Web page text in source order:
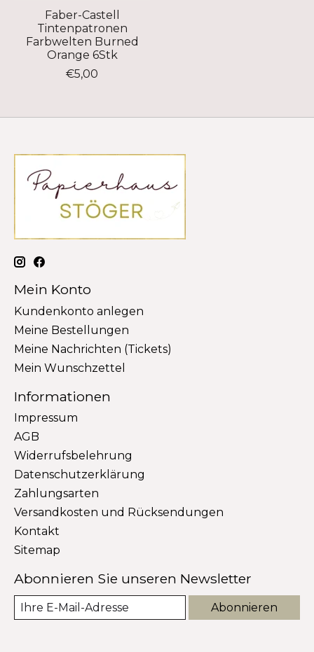
Faber-Castell
Tintenpatronen
Farbwelten Burned
Orange 6Stk
€5,00
Mein Konto
Kundenkonto anlegen
Meine Bestellungen
Meine Nachrichten (Tickets)
Mein Wunschzettel
Informationen
Impressum
AGB
Widerrufsbelehrung
Datenschutzerklärung
Zahlungsarten
Versandkosten und Rücksendungen
Kontakt
Sitemap
Abonnieren Sie unseren Newsletter
Abonnieren